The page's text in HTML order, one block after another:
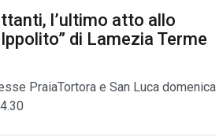
l’ultimo atto allo
di Lamezia Terme
PraiaTortora e San Luca domenica